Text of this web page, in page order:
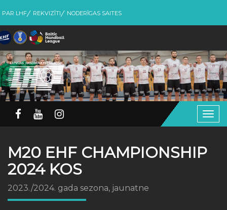
PAR LHF REKVIZĪTI NODERĪGAS SAITES
M20 EHF CHAMPIONSHIP
2024 KOS
2023./2024. gada sezona, jaunatne